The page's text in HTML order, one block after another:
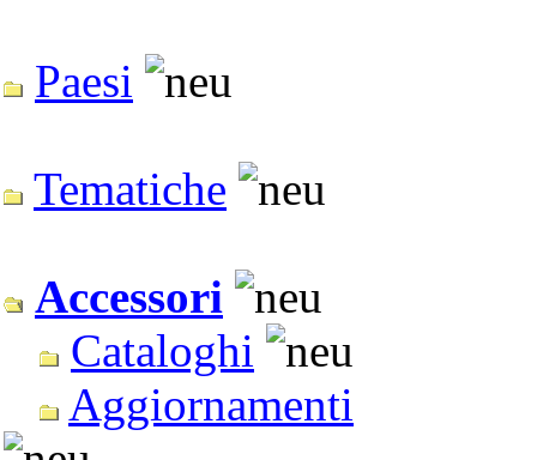
Paesi
Tematiche
Accessori
Cataloghi
Aggiornamenti